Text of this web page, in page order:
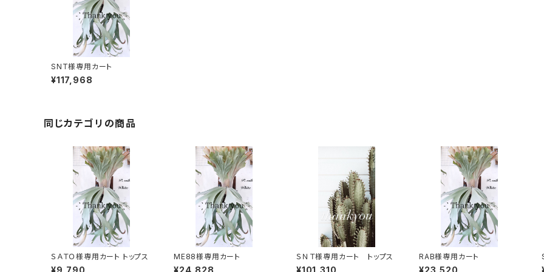
SNT様専用カート
¥117,968
同じカテゴリの商品
ＳＡＴＯ様専用カート トップス ME88様専用カート ＳＮＴ様専用カート トップス RAB様専用カート